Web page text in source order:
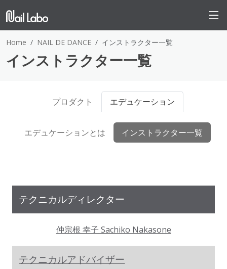
Home NAIL DE DANCE インストラクター一覧
インストラクター一覧
プロダクト エデュケーション
エデュケーションとは インストラクター一覧
テクニカルディレクター
仲宗根 幸子 Sachiko Nakasone
テクニカルアドバイザー